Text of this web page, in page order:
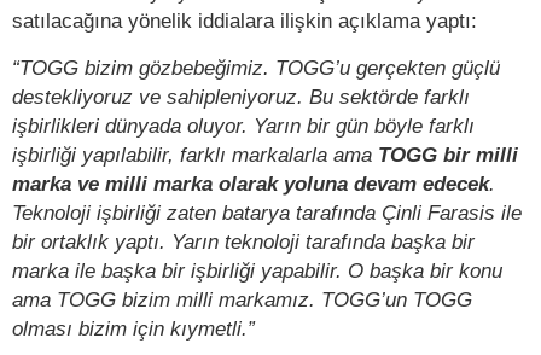
satılacağına yönelik iddialara ilişkin açıklama yaptı:
“TOGG bizim gözbebeğimiz. TOGG’u gerçekten güçlü
destekliyoruz ve sahipleniyoruz. Bu sektörde farklı
işbirlikleri dünyada oluyor. Yarın bir gün böyle farklı
işbirliği yapılabilir, farklı markalarla ama TOGG bir milli
marka ve milli marka olarak yoluna devam edecek.
Teknoloji işbirliği zaten batarya tarafında Çinli Farasis ile
bir ortaklık yaptı. Yarın teknoloji tarafında başka bir
marka ile başka bir işbirliği yapabilir. O başka bir konu
ama TOGG bizim milli markamız. TOGG’un TOGG
olması bizim için kıymetli.”